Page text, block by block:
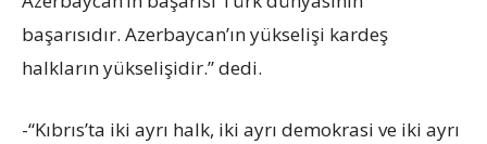
başarısıdır. Azerbaycan’ın yükselişi kardeş
halkların yükselişidir.” dedi.
-“Kıbrıs’ta iki ayrı halk, iki ayrı demokrasi ve iki ayrı